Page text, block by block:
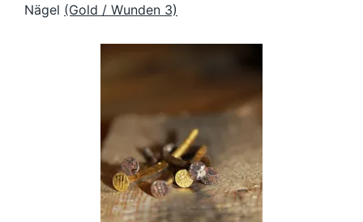
Nägel (Gold / Wunden 3)